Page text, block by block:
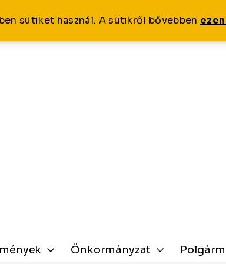
sütiket használ. A sütikről bővebben
Önkormányzat